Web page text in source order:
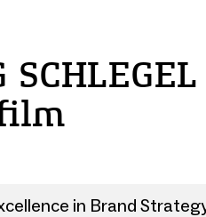
SCHLEGEL
in Brand